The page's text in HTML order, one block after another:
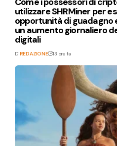
utilizzare SHRMiner per
opportunità di
un aumento giornaliero
digitali
DiREDAZIONE 13 ore fa